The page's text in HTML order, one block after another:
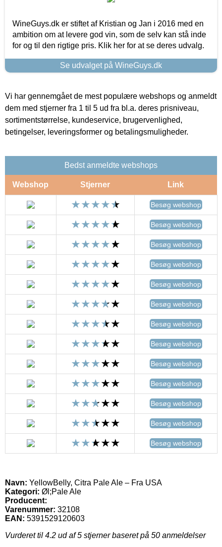
WineGuys.dk er stiftet af Kristian og Jan i 2016 med en
ambition om at levere god vin, som de selv kan stå inde
for og til den rigtige pris. Klik her for at se deres udvalg.
Se udvalget på WineGuys.dk
Vi har gennemgået de mest populære webshops og anmeldt
dem med stjerner fra 1 til 5 ud fra bl.a. deres prisniveau,
sortimentstørrelse, kundeservice, brugervenlighed,
betingelser, leveringsformer og betalingsmuligheder.
Bedst anmeldte webshops
Webshop Stjerner Link
Besøg webshop
Besøg webshop
Besøg webshop
Besøg webshop
Besøg webshop
Besøg webshop
Besøg webshop
Besøg webshop
Besøg webshop
Besøg webshop
Besøg webshop
Besøg webshop
Besøg webshop
Navn: YellowBelly, Citra Pale Ale – Fra USA
Kategori: Øl;Pale Ale
Producent:
Varenummer: 32108
EAN: 5391529120603
Vurderet til 4.2 ud af 5 stjerner baseret på 50 anmeldelser